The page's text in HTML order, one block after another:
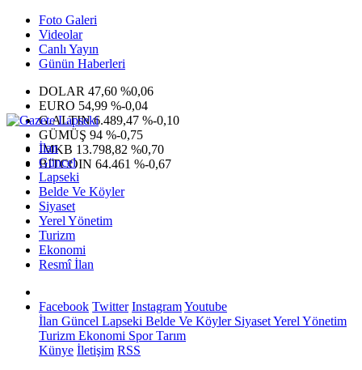
Foto Galeri
Videolar
Canlı Yayın
Günün Haberleri
DOLAR 47,60 %0,06
EURO 54,99 %-0,04
G.ALTIN6.489,47 %-0,10
GÜMÜŞ 94 %-0,75
IMKB 13.798,82 %0,70
BITCOIN 64.461 %-0,67
İlan
Güncel
Lapseki
Belde Ve Köyler
Siyaset
Yerel Yönetim
Turizm
Ekonomi
Resmî İlan
Facebook Twitter InstagramYoutube
İlan Güncel Lapseki Belde Ve KöylerSiyasetYerel Yönetim
Turizm Ekonomi SporTarım
Künye İletişim RSS